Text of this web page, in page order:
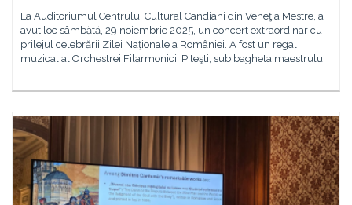
La Auditoriumul Centrului Cultural Candiani din Veneţia Mestre, a
avut loc sâmbătă, 29 noiembrie 2025, un concert extraordinar cu
prilejul celebrării Zilei Naţionale a României. A fost un regal
muzical al Orchestrei Filarmonicii Piteşti, sub bagheta maestrului